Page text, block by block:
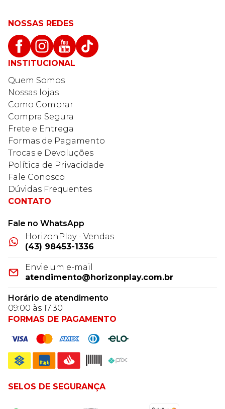
NOSSAS REDES
INSTITUCIONAL
Quem Somos
Nossas lojas
Como Comprar
Compra Segura
Frete e Entrega
Formas de Pagamento
Trocas e Devoluções
Política de Privacidade
Fale Conosco
Dúvidas Frequentes
CONTATO
Fale no WhatsApp
HorizonPlay - Vendas
(43) 98453-1336
Envie um e-mail
atendimento@horizonplay.com.br
Horário de atendimento
09:00 às 17:30
FORMAS DE PAGAMENTO
SELOS DE SEGURANÇA